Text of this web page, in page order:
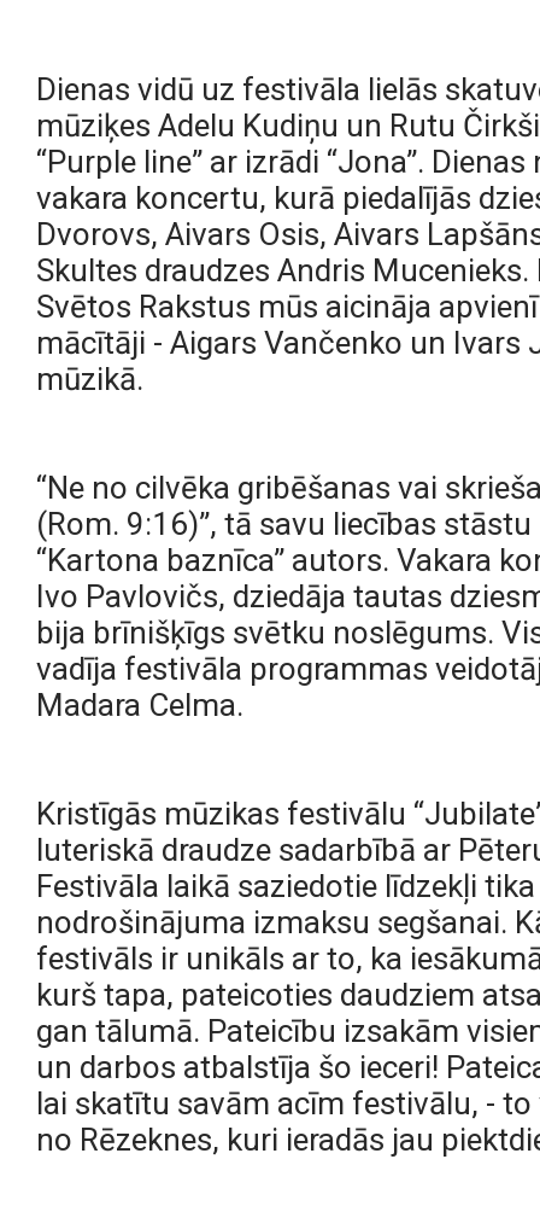
Dienas vidū uz festivāla lielās
mūziķes Adelu Kudiņu un Rutu
“Purple line” ar izrādi “Jona”.
vakara koncertu, kurā piedalījās
Dvorovs, Aivars Osis, Aivars
Skultes draudzes Andris
Svētos Rakstus mūs aicināja
mācītāji - Aigars Vančenko un
mūzikā.
“Ne no cilvēka gribēšanas vai
(Rom. 9:16‬)”, tā savu liecības
“Kartona baznīca” autors. Vakara
Ivo Pavlovičs, dziedāja tautas
bija brīnišķīgs svētku noslēgums.
vadīja festivāla programmas
Madara Celma.
Kristīgās mūzikas festivālu
luteriskā draudze sadarbībā ar
Festivāla laikā saziedotie līdzekļi
nodrošinājuma izmaksu segšanai.
festivāls ir unikāls ar to, ka
kurš tapa, pateicoties daudziem
gan tālumā. Pateicību izsakām
un darbos atbalstīja šo ieceri!
lai skatītu savām acīm festivālu, -
no Rēzeknes, kuri ieradās jau